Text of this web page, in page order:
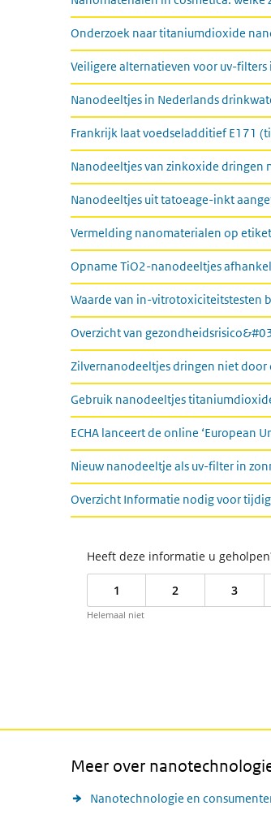
Onderzoek naar titaniumdioxide
Veiligere alternatieven voor uv-
Nanodeeltjes in Nederlands
Frankrijk laat voedseladditief E171
Nanodeeltjes van zinkoxide dringen
Nanodeeltjes uit tatoeage-inkt
Vermelding nanomaterialen op
Opname TiO2-nanodeeltjes
Waarde van in-vitrotoxiciteitstesten
Overzicht van
Zilvernanodeeltjes dringen niet door
Gebruik nanodeeltjes
ECHA lanceert de online ‘European
Nieuw nanodeeltje als uv-filter in
Overzicht Informatie nodig voor
Heeft deze informatie u
1 2 3
Helemaal niet
Meer over
Nanotechnologie en